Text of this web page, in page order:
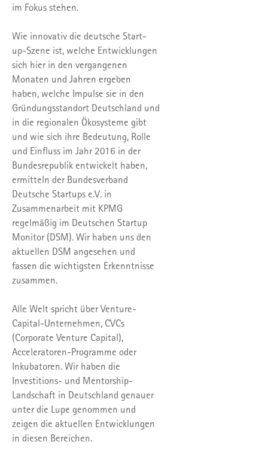
im Fokus stehen.
Wie innovativ die deutsche Start-
up-Szene ist, welche Entwicklungen
sich hier in den vergangenen
Monaten und Jahren ergeben
haben, welche Impulse sie in den
Gründungsstandort Deutschland und
in die regionalen Ökosysteme gibt
und wie sich ihre Bedeutung, Rolle
und Einfluss im Jahr 2016 in der
Bundesrepublik entwickelt haben,
ermitteln der Bundesverband
Deutsche Startups e.V. in
Zusammenarbeit mit KPMG
regelmäßig im Deutschen Startup
Monitor (DSM). Wir haben uns den
aktuellen DSM angesehen und
fassen die wichtigsten Erkenntnisse
zusammen.
Alle Welt spricht über Venture-
Capital-Unternehmen, CVCs
(Corporate Venture Capital),
Acceleratoren-Programme oder
Inkubatoren. Wir haben die
Investitions- und Mentorship-
Landschaft in Deutschland genauer
unter die Lupe genommen und
zeigen die aktuellen Entwicklungen
in diesen Bereichen.